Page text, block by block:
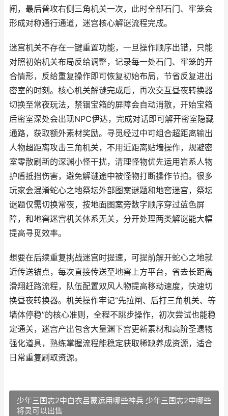
闸，最后普攻右侧三角机关一次，此时全部石门、牢笼会
形成对称通行通道，迷宫核心解谜流程完成。
迷宫机关不存在一键重置功能，一旦操作顺序出错，只能
对照初始机关布局反给调整，记录每一处石门、牢笼的开
合情形，反给重复操作即可恢复初始布局，节省反复进出
密室的时刻。核心机关解谜完成后，再次交互昼夜转换器
切换至常夜玩法，禁锢宝箱的屏障会自动消散，开始宝箱
后密室深处会出现NPC伊达，完成对话即可解开密室隐藏
通路，获取额外素材奖励。寻觅经过中可组合超距离输出
人物超距离攻击三角机关，不用近距离贴墙操作，规避密
室零散刷新的深渊小怪干扰，清理怪物优先运用岩系人物
护盾抵挡伤害，避免解谜途中被怪物打断操作节拍。很多
玩家会混淆蛇心之地祭坛外部图案谜题和地窖迷宫，祭坛
谜题仅需切换常夜，按地面图案旁数字顺序穿过蓝色屏
障，和地窖迷宫机关体系无关，分开处理两类解谜能大幅
提高寻觅效率。
想要在后续重复挑战迷宫时提速，可提前解开蛇心之地就
近传送锚点，每次直接传送至地窖上方平台，省去长距离
滑翔赶路流程，队伍配置双风人物提高移动速度，快速切
换昼夜转换器。机关操作牢记“先拉闸、后打三角机关、等
墙体停稳”的核心准则，全程不跳步操作，初次尝试也能稳
定通关，迷宫产出包含大量渊下宫更新素材和高阶圣遗物
强化道具，熟练掌握流程能稳定获取稀缺养成资源，适合
日常重复刷取资源。
少年三国志2中白衣吕蒙运用哪些神兵 少年三国志2中哪些
将灵可以出售